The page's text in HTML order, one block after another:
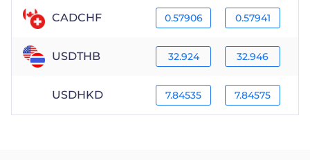
CADCHF 0.57906 0.57941
USDTHB 32.924 32.946
USDHKD 7.84535 7.84575